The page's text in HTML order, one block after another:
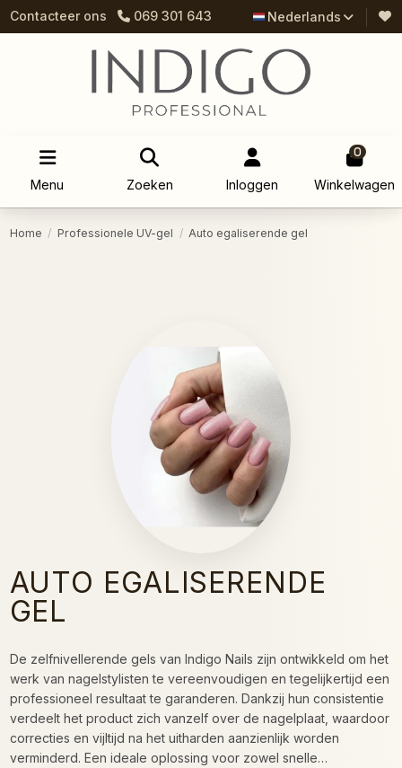
Contacteer ons 069 301 643 Nederlands
Menu Zoeken Inloggen
0
Winkelwagen
Home Professionele UV-gel Auto egaliserende gel
AUTO EGALISERENDE
GEL
De zelfnivellerende gels van Indigo Nails zijn ontwikkeld om het
werk van nagelstylisten te vereenvoudigen en tegelijkertijd een
professioneel resultaat te garanderen. Dankzij hun consistentie
verdeelt het product zich vanzelf over de nagelplaat, waardoor
correcties en vijltijd na het uitharden aanzienlijk worden
verminderd. Een ideale oplossing voor zowel snelle